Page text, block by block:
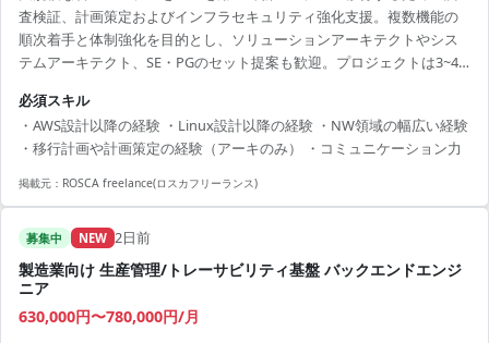
査検証、計画策定およびインフラセキュリティ強化支援。複数機能の
順次着手と体制強化を目的とし、ソリューションアーキテクトやシス
テムアーキテクト、SE・PGのセット提案も歓迎。プロジェクトは3~4
必須スキル
・AWS設計以降の経験 ・Linux設計以降の経験 ・NW領域の幅広い経験
・移行計画や計画策定の経験（アーキのみ） ・コミュニケーション力
掲載元： ROSCA freelance(ロスカフリーランス)
募集中 NEW 2日前
製造業向け 生産管理/トレーサビリティ基盤 バックエンドエンジ
ニア
630,000円〜780,000円/月